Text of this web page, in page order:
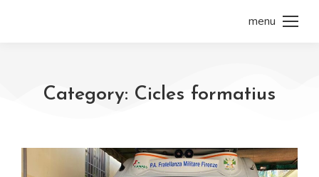
menu
Category: Cicles formatius